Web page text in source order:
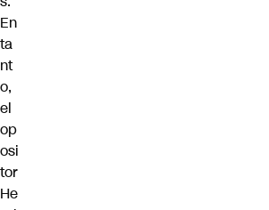
En
ta
nt
o,
el
op
osi
tor
He